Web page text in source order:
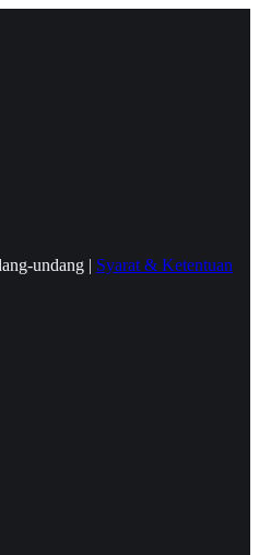
undang | Syarat & Ketentuan